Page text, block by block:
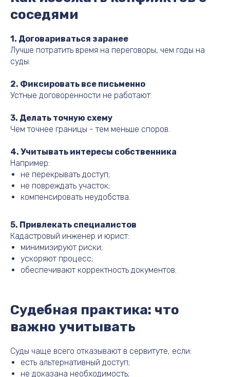
соседями
1. Договариваться заранее
Лучше потратить время на переговоры, чем годы на
суды.
2. Фиксировать все письменно
Устные договоренности не работают.
3. Делать точную схему
Чем точнее границы - тем меньше споров.
4. Учитывать интересы собственника
Например:
не перекрывать доступ;
не повреждать участок;
компенсировать неудобства.
5. Привлекать специалистов
Кадастровый инженер и юрист:
минимизируют риски;
ускоряют процесс;
обеспечивают корректность документов.
Судебная практика: что
важно учитывать
Суды чаще всего отказывают в сервитуте, если:
есть альтернативный доступ;
не доказана необходимость;